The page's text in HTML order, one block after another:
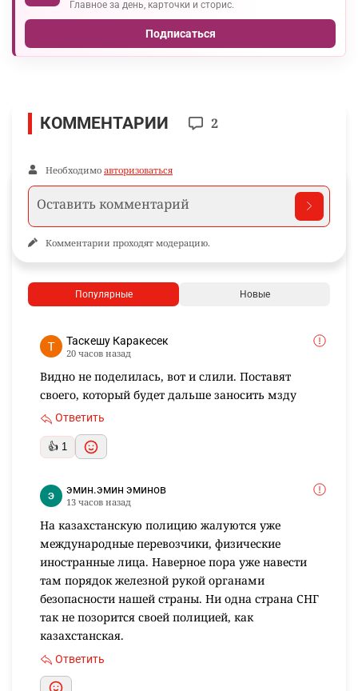
Главное за день, карточки и сторис.
Подписаться
КОММЕНТАРИИ 2
Необходимо авторизоваться
Комментарии проходят модерацию.
Популярные Новые
Таскешу Каракесек
20 часов назад
Видно не поделилась, вот и слили. Поставят
своего, который будет дальше заносить мзду
Ответить
👍 1
эмин.эмин эминов
13 часов назад
На казахстанскую полицию жалуются уже
международные перевозчики, физические
иностранные лица. Наверное пора уже навести
там порядок железной рукой органами
безопасности нашей страны. Ни одна страна СНГ
так не позорится своей полицией, как
казахстанская.
Ответить